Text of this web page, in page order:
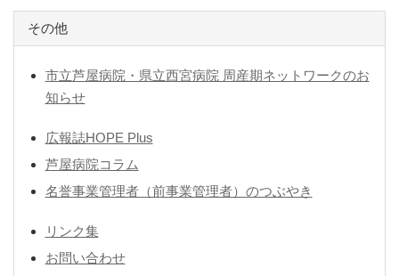
その他
市立芦屋病院・県立西宮病院 周産期ネットワークのお
知らせ
広報誌HOPE Plus
芦屋病院コラム
名誉事業管理者（前事業管理者）のつぶやき
リンク集
お問い合わせ